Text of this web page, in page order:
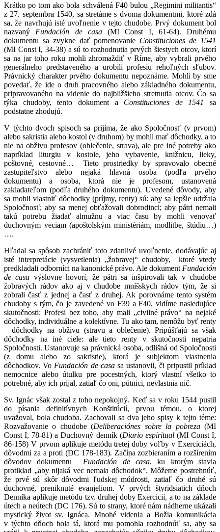
Krátko po tom ako bola schválená F40 bulou „Regimini militantis“
z 27. septembra 1540, sa stretáme s dvoma dokumentmi, ktoré zdá
sa, že navrhujú isté uvoľnenie v tejto chudobe. Prvý dokument bol
nazvaný Fundación de casa(MI Const I, 61-64). Druhému
dokumentu sa zvykne dať pomenovanie Constituciones de 1541
(MI Const I, 34-38) a sú to rozhodnutia prvých šiestych otcov, ktorí
sa na jar toho roku mohli zhromaždiť v Ríme, aby vybrali prvého
generálneho predstaveného a urobili profesiu rehoľných sľubov.
Právnický charakter prvého dokumentu nepoznáme. Mohli by sme
povedať, že ide o druh pracovného alebo základného dokumentu,
pripravovaného na videnie do najbližšieho stretnutia otcov. Čo sa
týka chudoby, tento dokument a Constituciones de 1541
sa
podstatne zhodujú.
V týchto dvoch spisoch sa prijíma, že ako Spoločnosť (v prvom)
alebo sakristia alebo kostol (v druhom) by mohli mať dôchodky, a to
nie na obživu profesov (oblečenie, strava), ale pre iné potreby ako
napríklad liturgiu v kostole, jeho vybavenie, knižnicu, lieky,
poštovné, cestovné… Tieto prostriedky by spravovalo obecné
zastupiteľstvo alebo nejaká hlavná osoba (podľa prvého
dokumentu) a osoba, ktorá nie je profesom, ustanovená
zakladateľom (podľa druhého dokumentu). Uvedené dôvody, aby
sa mohli vlastniť dôchodky (príjmy, renty) sú: aby sa lepšie udržala
Spoločnosť; aby sa menej obťažovali dobrodinci; aby pátri nemali
takú potrebu žiadať almužnu a viac času by mohli venovať
duchovným veciam (apoštolským ministériám, modlitbe, štúdiu…)
….
Hľadal sa spôsob zachrániť toto zdanlivé uvoľnenie, dodávajúc aj
isté interpretácie (vysvetlenia) „žobravej“ chudoby, ktoré vtedy
predkladali odborníci na kanonické právo. Ale dokument Fundación
de casa výslovne hovorí, že pátri sa inšpirovali tak v chudobe
žobravých rádov ako aj v chudobe mníšskych rádov tým, že si
zobrali časť z jednej a časť z druhej. Ak porovnáme tento systém
chudoby s tým, čo je zavedené vo F39 a F40, vidíme nasledujúce
skutočnosti: Profesi bez toho, aby mali „civilné právo“ na nejaké
dôchodky, individuálne a kolektívne. Tu ako tam, nemôžu byť renty
– dôchodky na obživu (stravu a oblečenie). Pripúšťajú sa však
dôchodky na iné ciele: ale tieto renty v skutočnosti nepatria
Spoločnosti. Ustanovuje sa právnická osoba, odlišná od Spoločnosti
(z domu alebo zo sakristie), ktorá je subjektom vlastnenia
dôchodkov. Vo Fundación de casasa ustanovil, či pripustil príklad
nemocnice alebo útulku pre pocestných, ktorý vlastní všetko to
potrebné, aby ich prijal, zatiaľ čo oni, pútnici, nevlastnia nič.
Sv. Ignác však zostal z toho nepokojný. Keď sa v roku 1544 pustil
do písania definitívnych Konštitúcií, prvou témou, o ktorej
uvažoval, bola chudoba. Zachovali sa dva jeho spisy k tejto téme:
Rozvažovanie o chudobe (Deliberaciónes sobre la pobreza(MI
Const I, 78-81) a Duchovný denník (Diario espiritual (MI Const I,
86-158) V prvom aplikuje metódu tretej doby voľby v Exercíciách,
dôvodmi za a proti (DC 178-183). Začína zozbieraním a rozšírením
dôvodov dokumentu Fundación de casa, ku ktorým stavia
protiklad „aby nijaká vec nemala dôchodok“. Môžeme postrehnúť,
že prvé sú skôr dôvodmi ľudskej múdrosti, zatiaľ čo druhé sú
duchovné, preniknuté evanjeliom. V prvých štyridsiatich dňoch
Denníka aplikuje metódu tzv. druhej doby Exercícií, a to na základe
útech a neútech (DC 176). Sú to strany, ktoré nám nádherne ukázali
mystický život sv. Ignáca. Mnohé videnia a Božia komunikácia
v týchto dňoch bola tá, ktorá mu pomohla rozhodnúť sa, aby sa